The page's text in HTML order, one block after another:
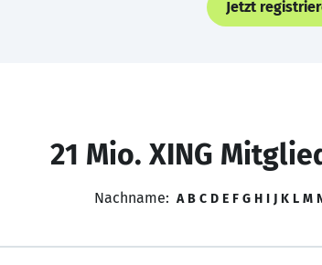
Jetzt
21 Mio. XING
Nachname: A B C D E F G H I J K L M